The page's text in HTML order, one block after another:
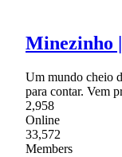
Minezinho
Um mundo cheio
para contar. Vem
2,958
Online
33,572
Members